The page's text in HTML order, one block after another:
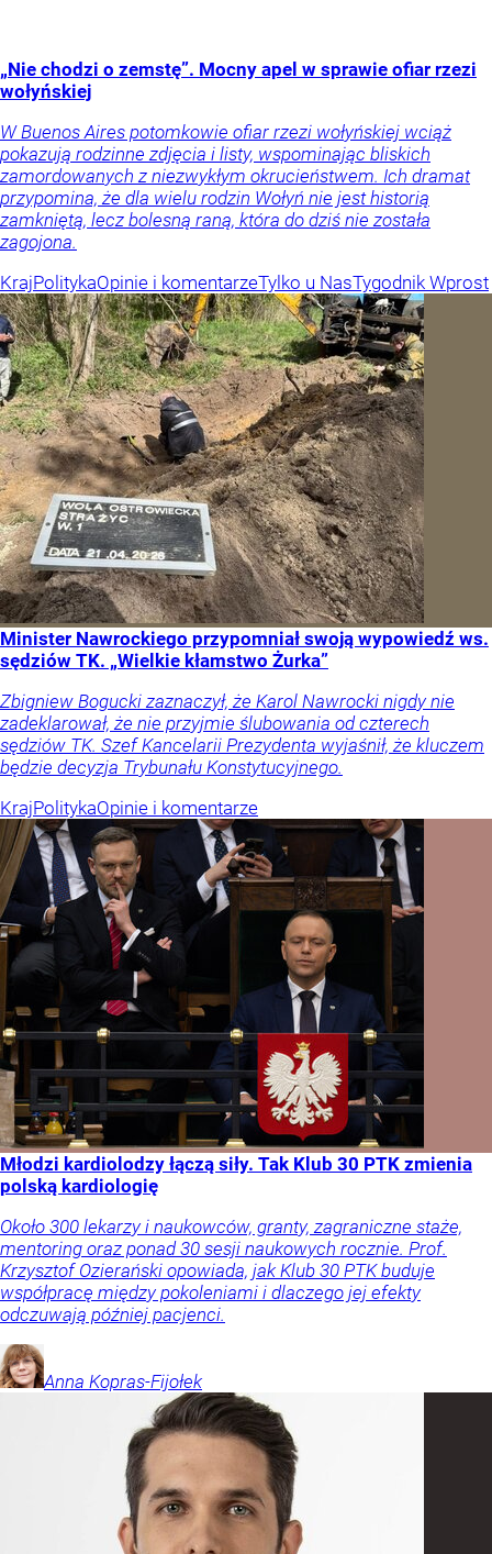
„Nie chodzi o zemstę”. Mocny apel w sprawie ofiar rzezi
wołyńskiej
W Buenos Aires potomkowie ofiar rzezi wołyńskiej wciąż
pokazują rodzinne zdjęcia i listy, wspominając bliskich
zamordowanych z niezwykłym okrucieństwem. Ich dramat
przypomina, że dla wielu rodzin Wołyń nie jest historią
zamkniętą, lecz bolesną raną, która do dziś nie została
zagojona.
KrajPolitykaOpinie i komentarzeTylko u NasTygodnik Wprost
Minister Nawrockiego przypomniał swoją wypowiedź ws.
sędziów TK. „Wielkie kłamstwo Żurka”
Zbigniew Bogucki zaznaczył, że Karol Nawrocki nigdy nie
zadeklarował, że nie przyjmie ślubowania od czterech
sędziów TK. Szef Kancelarii Prezydenta wyjaśnił, że kluczem
będzie decyzja Trybunału Konstytucyjnego.
KrajPolitykaOpinie i komentarze
Młodzi kardiolodzy łączą siły. Tak Klub 30 PTK zmienia
polską kardiologię
Około 300 lekarzy i naukowców, granty, zagraniczne staże,
mentoring oraz ponad 30 sesji naukowych rocznie. Prof.
Krzysztof Ozierański opowiada, jak Klub 30 PTK buduje
współpracę między pokoleniami i dlaczego jej efekty
odczuwają później pacjenci.
Anna Kopras-Fijołek